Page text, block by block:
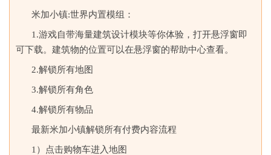
米加小镇:世界内置模组：
1.游戏自带海量建筑设计模块等你体验，打开悬浮窗即
可下载。建筑物的位置可以在悬浮窗的帮助中心查看。
2.解锁所有地图
3.解锁所有角色
4.解锁所有物品
最新米加小镇解锁所有付费内容流程
1）点击购物车进入地图